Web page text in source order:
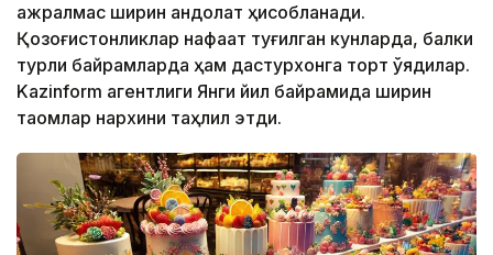
ажралмас ширин қандолат ҳисобланади.
Қозоғистонликлар нафақат туғилган кунларда, балки
турли байрамларда ҳам дастурхонга торт қўядилар.
Kazinform агентлиги Янги йил байрамида ширин
таомлар нархини таҳлил этди.